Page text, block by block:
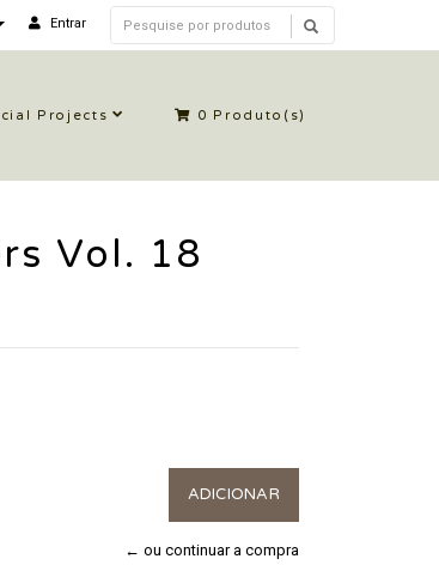
Entrar
Projects 0 Produto(s)
Vol. 18
← ou continuar a compra